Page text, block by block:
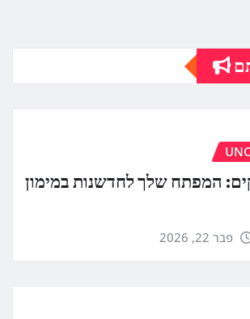
המפתח שלך לחדשנות במימון
פבר 22, 2026